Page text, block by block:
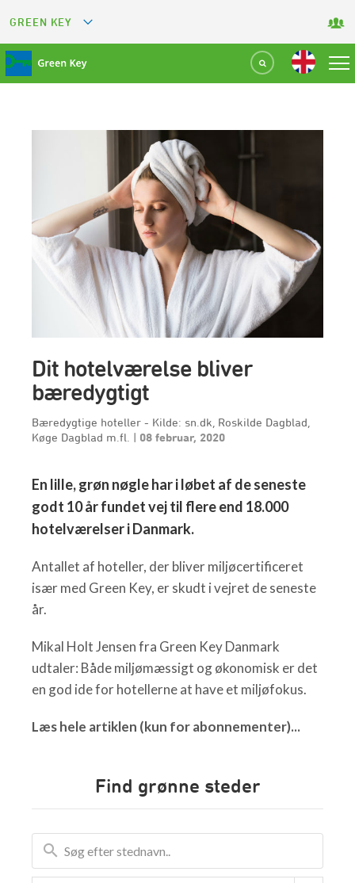
GREEN KEY
GREEN RESTAURANT
GREEN SPORT FACILITY
GREEN TOURISM ORGANIZATION
GREEN CAMPING
GREEN ATTRACTION
Dit hotelværelse bliver
bæredygtigt
Bæredygtige hoteller - Kilde: sn.dk, Roskilde Dagblad,
Køge Dagblad m.fl. | 08 februar, 2020
En lille, grøn nøgle har i løbet af de seneste
godt 10 år fundet vej til flere end 18.000
hotelværelser i Danmark.
Antallet af hoteller, der bliver miljøcertificeret
især med Green Key, er skudt i vejret de seneste
år.
Mikal Holt Jensen fra Green Key Danmark
udtaler: Både miljømæssigt og økonomisk er det
en god ide for hotellerne at have et miljøfokus.
Læs hele artiklen (kun for abonnementer)...
Find grønne steder